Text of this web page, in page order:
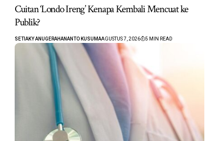
Cuitan ‘Londo Ireng’ Kenapa Kembali Mencuat ke
Publik?
SETIAKY ANUGERAHANANTO KUSUMAAGUSTUS 7, 2026 5 MIN READ